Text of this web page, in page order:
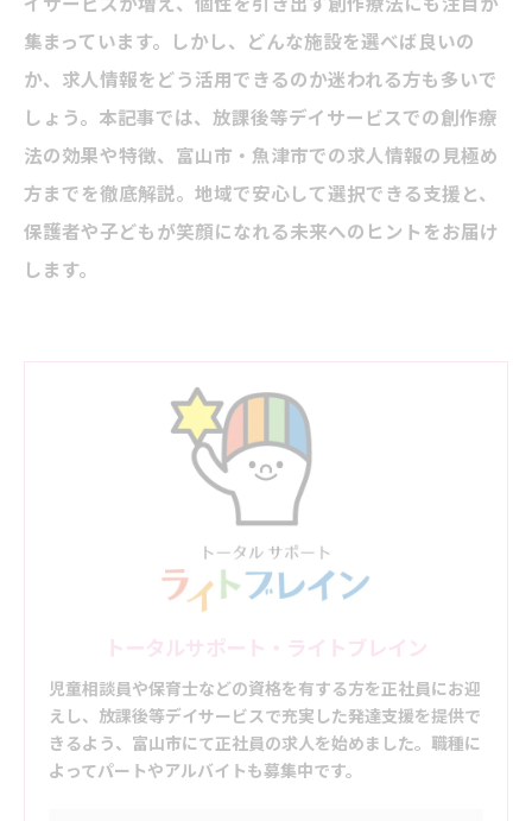
集まっています。しかし、どんな施設を選べば良いの
か、求人情報をどう活用できるのか迷われる方も多いで
しょう。本記事では、放課後等デイサービスでの創作療
法の効果や特徴、富山市・魚津市での求人情報の見極め
方までを徹底解説。地域で安心して選択できる支援と、
保護者や子どもが笑顔になれる未来へのヒントをお届け
します。
トータルサポート・ライトブレイン
児童相談員や保育士などの資格を有する方を正社員にお迎
えし、放課後等デイサービスで充実した発達支援を提供で
きるよう、富山市にて正社員の求人を始めました。職種に
よってパートやアルバイトも募集中です。